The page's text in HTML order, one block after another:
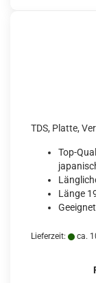
TDS, Platte,
Top-
Länge
Lieferzeit: ca.